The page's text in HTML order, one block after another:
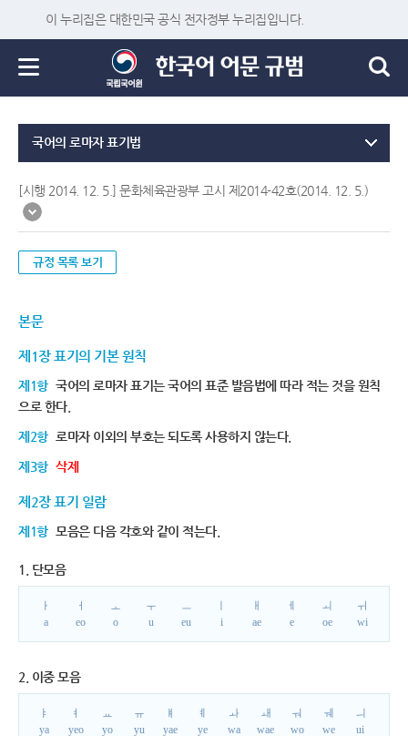
이 누리집은 대한민국 공식 전자정부 누리집입니다.
국어의 로마자 표기법
[시행 2014. 12. 5.] 문화체육관광부 고시 제2014-42호(2014. 12. 5.)
규정 목록 보기
본문
제1장 표기의 기본 원칙
제1항 국어의 로마자 표기는 국어의 표준 발음법에 따라 적는 것을 원칙
으로 한다.
제2항 로마자 이외의 부호는 되도록 사용하지 않는다.
제3항 삭제
제2장 표기 일람
제1항 모음은 다음 각호와 같이 적는다.
1. 단모음
ㅏ
a
ㅓ
eo
ㅗ
o
ㅜ
u
ㅡ
eu
i
ㅐ
ae
ㅔ
e
ㅚ
oe
ㅟ
wi
2. 이중 모음
ㅑ
ya
ㅕ
yeo
ㅛ
yo
ㅠ
yu
ㅒ
yae
ㅖ
ye
ㅘ
wa
ㅙ
wae
ㅝ
wo
ㅞ
we
ㅢ
ui